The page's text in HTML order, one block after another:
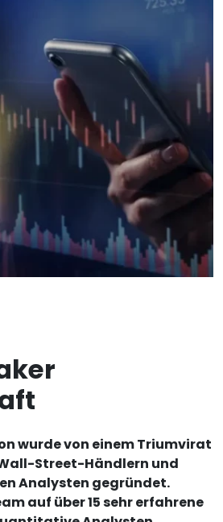
wurde von einem Triumvirat
Street-Händlern und
Analysten gegründet.
auf über 15 sehr erfahrene